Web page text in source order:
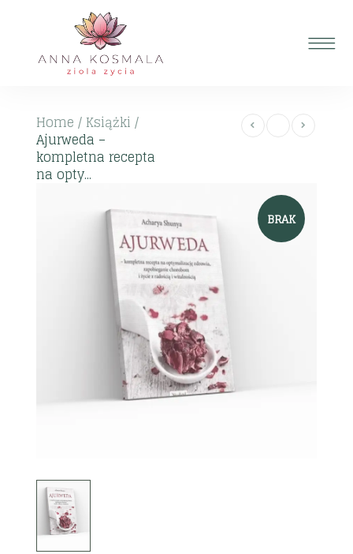
Home / Książki /
Ajurweda –
kompletna recepta
na opty...
BRAK